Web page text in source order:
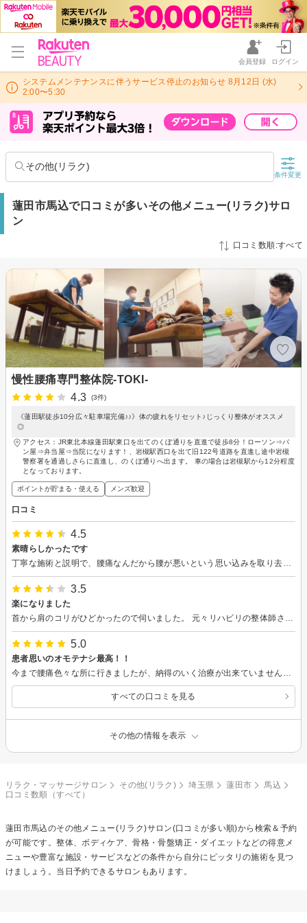
会員登録 ログイン
システムメンテナンスに伴うサービス停止のお知らせ 8月12日 (水)
2:00〜5:30
その他(リラク)
条件変更
蓮田市馬込で口コミが多いその他メニュー(リラク)サロ
ン
口コミ数順:すべて
慢性腰痛専門整体院-TOKI-
4.3
(3件)
《蓮田駅徒歩10分広々駐車場完備♪♪》体の疲れをリセット♪じっくり整体がオススメ
◎
アクセス：JR東北本線蓮田駅東口を出てのくぼ通りを直進で徒歩8分！ローソン⇒パ
ン屋⇒弁当屋⇒当院になります！、岩槻駅西口を出て旧122号道路を直進し途中岩槻
警察署を通過しさらに直進し、のくぼ通りへ出ます。 車の場合は岩槻駅から12分程度
となっております。
ポイントが貯まる・使える メンズ歓迎
口コミ
4.5
素晴らしかったです
3.5
楽になりました
5.0
患者思いのオモテナシ最高！！
すべての口コミを見る
その他の情報を表示
リラク・マッサージサロン その他(リラク) 埼玉県 蓮田市
馬込
口コミ数順（すべて）
蓮田市馬込のその他メニュー(リラク)サロン(口コミが多い順)から検索＆予約
が可能です。整体、ボディケア、骨格・骨盤矯正・ダイエットなどの得意メ
ニューや豊富な施設・サービスなどの条件から自分にピッタリの施術を見つ
けましょう。当日予約できるサロンもあります。